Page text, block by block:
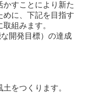
かすことにより新た
めに、下記を目指す
組みます。
開発目標）の達成
をつくります。